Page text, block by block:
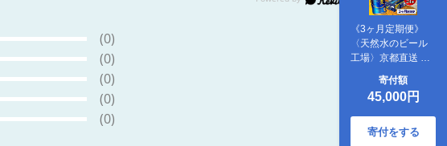
《3ヶ月定期便》
〈天然水のビール
工場〉京都直送 金
麦350ml×24本 全3
回 [1539]
寄付額
45,000円
寄付をする
(0)
(0)
(0)
(0)
(0)